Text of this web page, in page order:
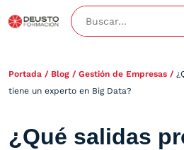
Portada / Blog / Gestión de Empresas /
tiene un experto en Big Data?
¿Qué salidas